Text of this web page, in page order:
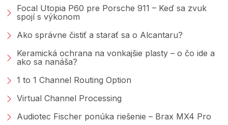
Focal Utopia P60 pre Porsche 911 – Keď sa zvuk
spojí s výkonom
Ako správne čistiť a starať sa o Alcantaru?
Keramická ochrana na vonkajšie plasty – o čo ide a
ako sa nanáša?
1 to 1 Channel Routing Option
Virtual Channel Processing
Audiotec Fischer ponúka riešenie – Brax MX4 Pro